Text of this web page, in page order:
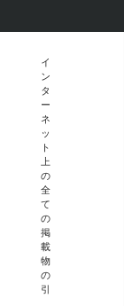
イ
ン
タ
ー
ネ
ッ
ト
上
の
全
て
の
掲
載
物
の
引